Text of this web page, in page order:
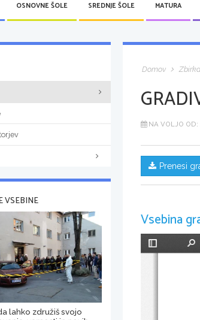
OSNOVNE ŠOLE SREDNJE ŠOLE MATURA
Domov
NA VOLJO OD:
Prenesi
Vsebina
Preklopi
VSEBINE
lahko združiš svojo